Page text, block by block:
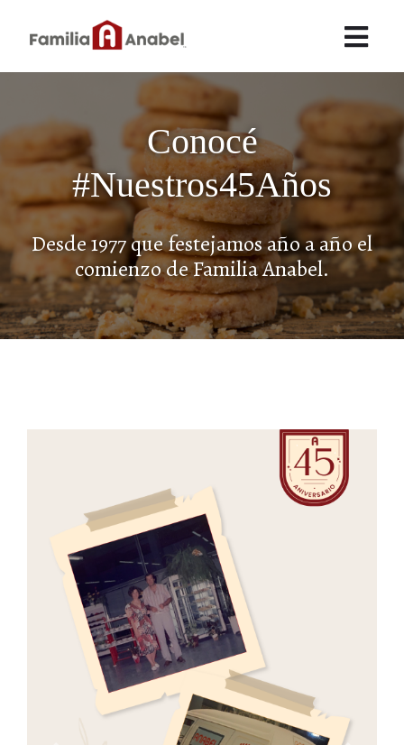
Conocé
#Nuestros45Años
Desde 1977 que festejamos año a año el
comienzo de Familia Anabel.